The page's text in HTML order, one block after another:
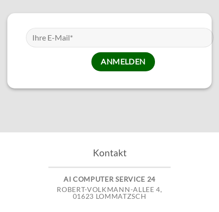
Kontakt
AI COMPUTER SERVICE 24
ROBERT-VOLKMANN-ALLEE 4,
01623 LOMMATZSCH